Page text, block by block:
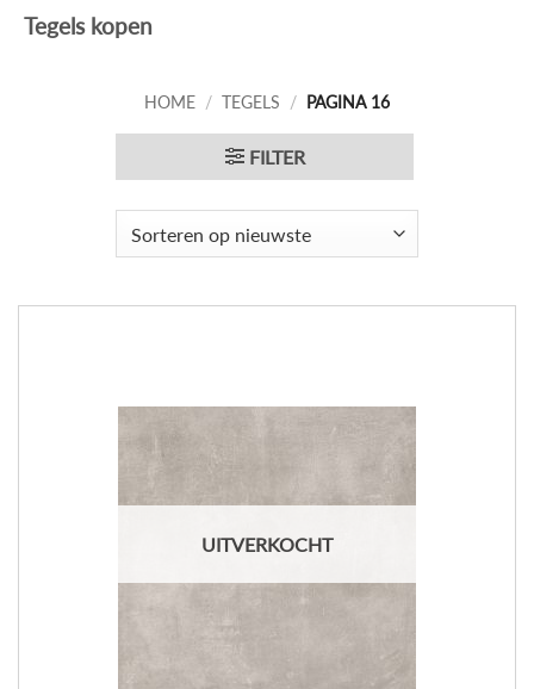
Tegels kopen
HOME / TEGELS / PAGINA 16
FILTER
UITVERKOCHT